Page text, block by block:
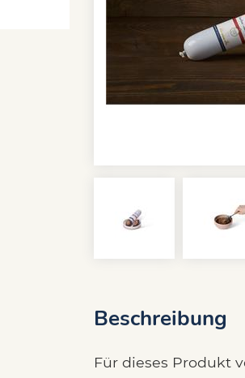
Beschreibung
Für dieses Produkt